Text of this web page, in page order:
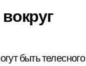
быть телесного